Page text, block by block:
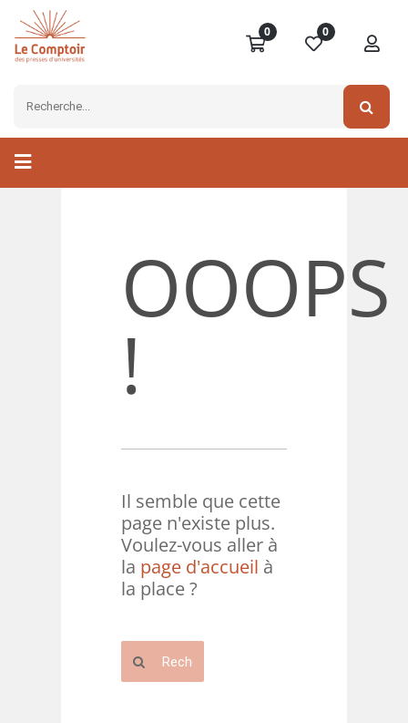
0 0
OOOPS
!
Il semble que cette
page n'existe plus.
Voulez-vous aller à
la page d'accueil à
la place ?